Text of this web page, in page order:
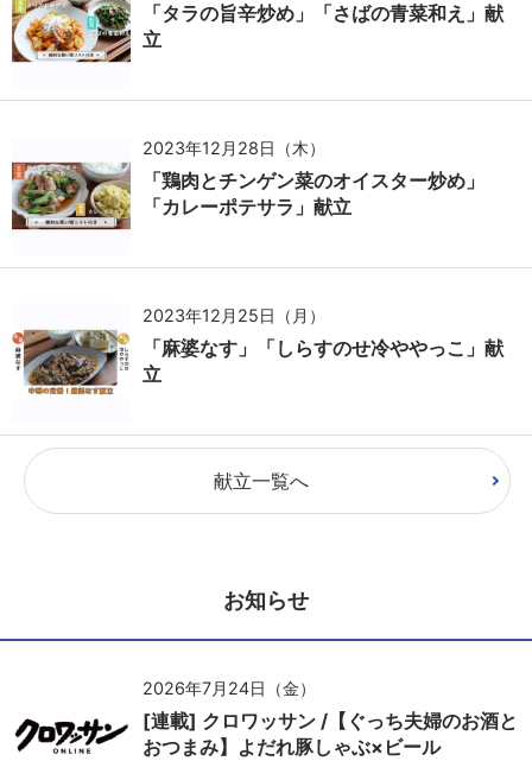
「タラの旨辛炒め」「さばの青菜和え」献
立
2023年12月28日（木）
「鶏肉とチンゲン菜のオイスター炒め」
「カレーポテサラ」献立
2023年12月25日（月）
「麻婆なす」「しらすのせ冷ややっこ」献
立
献立一覧へ
お知らせ
2026年7月24日（金）
[連載] クロワッサン /【ぐっち夫婦のお酒と
おつまみ】よだれ豚しゃぶ×ビール